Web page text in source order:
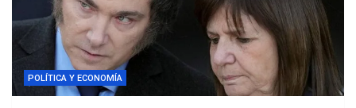
POLÍTICA Y ECONOMÍA